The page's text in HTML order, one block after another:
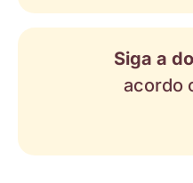
Siga a
acordo